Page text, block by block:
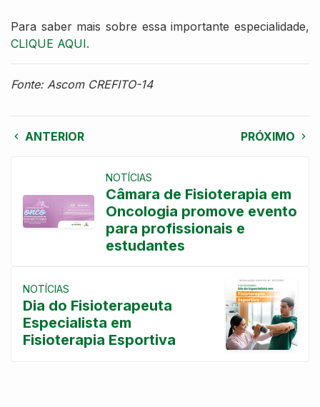
Para saber mais sobre essa importante especialidade,
CLIQUE AQUI.
Fonte: Ascom CREFITO-14
ANTERIOR PRÓXIMO
NOTÍCIAS
Câmara de Fisioterapia em
Oncologia promove evento
para profissionais e
estudantes
NOTÍCIAS
Dia do Fisioterapeuta
Especialista em
Fisioterapia Esportiva